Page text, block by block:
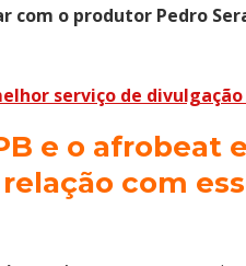
o produtor Pedro
serviço de
e o afrobeat
com